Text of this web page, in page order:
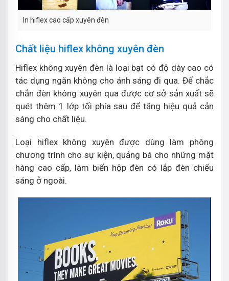
In hiflex cao cấp xuyên đèn
Chất liệu hiflex không xuyên đèn
Hiflex không xuyên đèn là loại bạt có độ dày cao có
tác dụng ngăn không cho ánh sáng đi qua. Để chắc
chắn đèn không xuyên qua được cơ sở sản xuất sẽ
quét thêm 1 lớp tối phía sau để tăng hiệu quả cản
sáng cho chất liệu.
Loại hiflex không xuyên được dùng làm phông
chương trình cho sự kiện, quảng bá cho những mặt
hàng cao cấp, làm biển hộp đèn có lắp đèn chiếu
sáng ở ngoài.